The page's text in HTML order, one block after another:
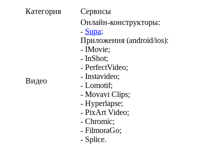
Категория Сервисы
Видео
Онлайн-конструкторы:
- Supa;
Приложения (android/ios):
- IMovie;
- InShot;
- PerfectVideo;
- Instavideo;
- Lomotif;
- Movavi Clips;
- Hyperlapse;
- PixArt Video;
- Chromic;
- FilmoraGo;
- Splice.